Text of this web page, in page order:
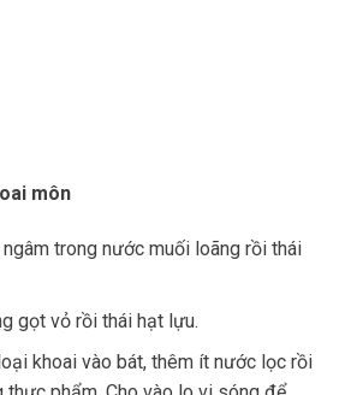
môn
trong nước muối loãng rồi thái
gọt vỏ rồi thái hạt lựu.
khoai vào bát, thêm ít nước lọc rồi